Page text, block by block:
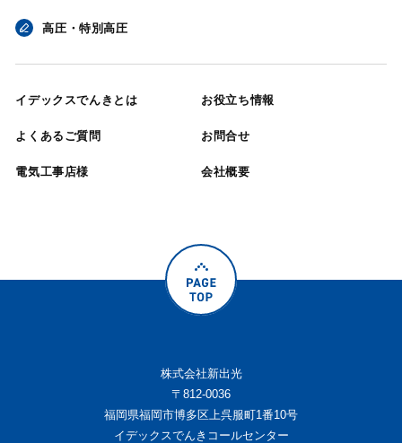
高圧・特別高圧
イデックスでんきとは お役立ち情報
よくあるご質問 お問合せ
電気工事店様 会社概要
株式会社新出光
〒812-0036
福岡県福岡市博多区上呉服町1番10号
イデックスでんきコールセンター